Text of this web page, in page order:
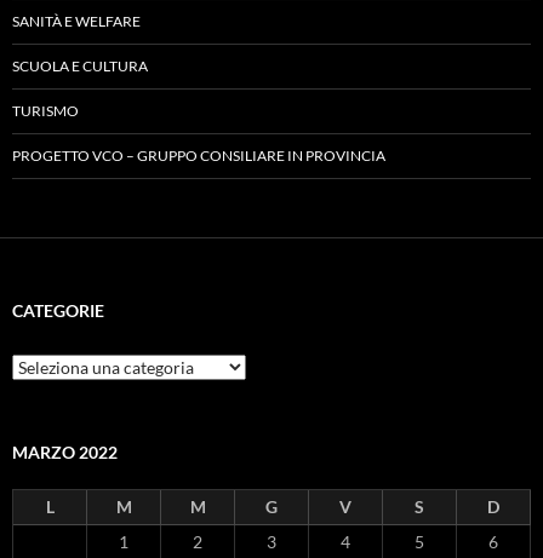
SANITÀ E WELFARE
SCUOLA E CULTURA
TURISMO
PROGETTO VCO – GRUPPO CONSILIARE IN PROVINCIA
CATEGORIE
Categorie
MARZO 2022
L M M G V S
D
1
2 3 4 5
6